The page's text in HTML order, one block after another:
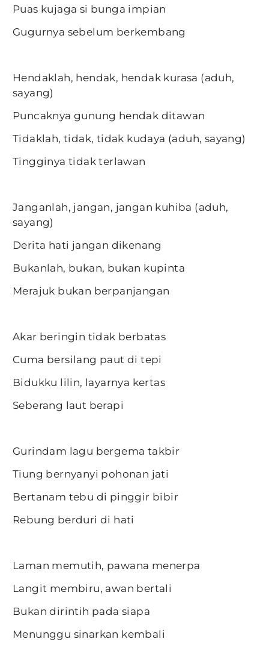
Puas kujaga si bunga impian
Gugurnya sebelum berkembang
Hendaklah, hendak, hendak kurasa (aduh,
sayang)
Puncaknya gunung hendak ditawan
Tidaklah, tidak, tidak kudaya (aduh, sayang)
Tingginya tidak terlawan
Janganlah, jangan, jangan kuhiba (aduh,
sayang)
Derita hati jangan dikenang
Bukanlah, bukan, bukan kupinta
Merajuk bukan berpanjangan
Akar beringin tidak berbatas
Cuma bersilang paut di tepi
Bidukku lilin, layarnya kertas
Seberang laut berapi
Gurindam lagu bergema takbir
Tiung bernyanyi pohonan jati
Bertanam tebu di pinggir bibir
Rebung berduri di hati
Laman memutih, pawana menerpa
Langit membiru, awan bertali
Bukan dirintih pada siapa
Menunggu sinarkan kembali